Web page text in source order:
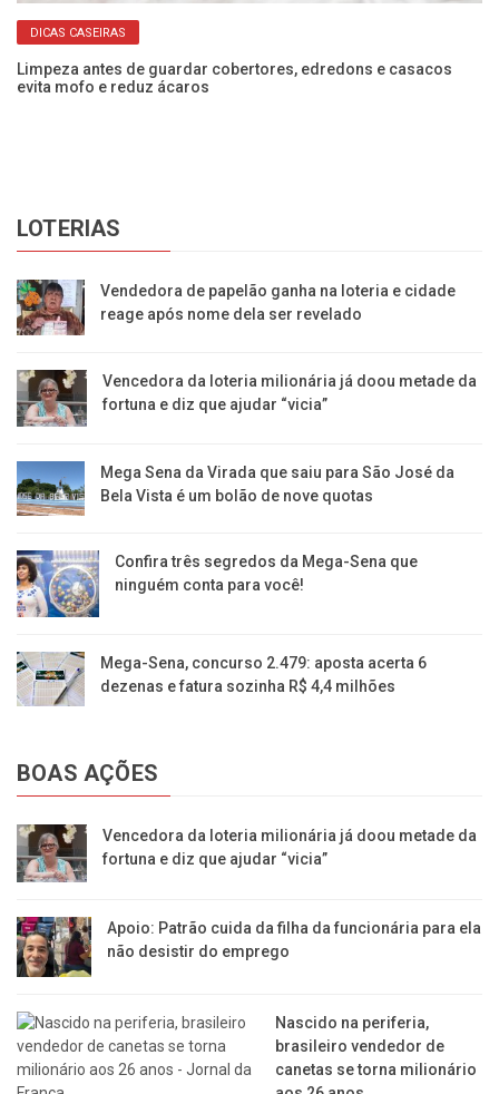
DICAS CASEIRAS
Limpeza antes de guardar cobertores, edredons e casacos
evita mofo e reduz ácaros
LOTERIAS
Vendedora de papelão ganha na loteria e cidade
reage após nome dela ser revelado
Vencedora da loteria milionária já doou metade da
fortuna e diz que ajudar “vicia”
Mega Sena da Virada que saiu para São José da
Bela Vista é um bolão de nove quotas
Confira três segredos da Mega-Sena que
ninguém conta para você!
Mega-Sena, concurso 2.479: aposta acerta 6
dezenas e fatura sozinha R$ 4,4 milhões
BOAS AÇÕES
Vencedora da loteria milionária já doou metade da
fortuna e diz que ajudar “vicia”
Apoio: Patrão cuida da filha da funcionária para ela
não desistir do emprego
Nascido na periferia,
brasileiro vendedor de
canetas se torna milionário